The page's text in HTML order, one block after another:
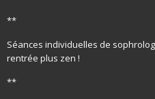
**
Séances individuelles de
rentrée plus zen !
**